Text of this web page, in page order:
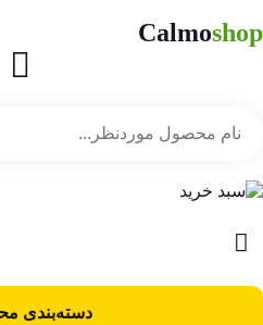
Calmoshop
دسته‌بندی